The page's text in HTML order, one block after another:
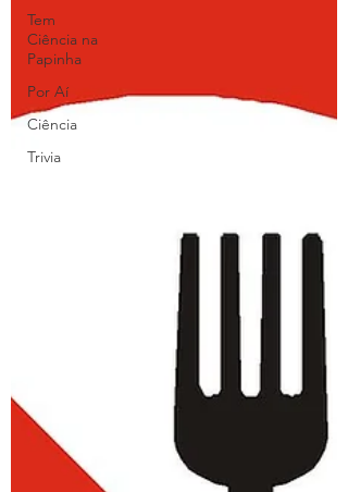
Tem
Ciência na
Papinha
Por Aí
Ciência
Trivia